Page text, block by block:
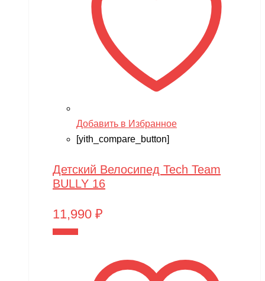
Добавить в Избранное
[yith_compare_button]
Детский Велосипед Tech Team
BULLY 16
11,990 ₽